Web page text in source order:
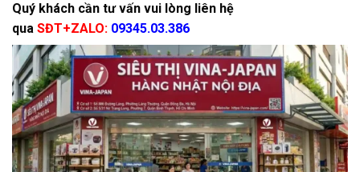
Quý khách cần tư vấn vui lòng liên hệ
qua SĐT+ZALO: 09345.03.386